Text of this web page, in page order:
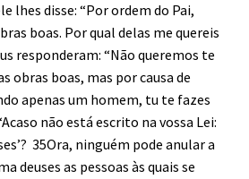
lhes disse: “Por ordem do Pai,
boas. Por qual delas me quereis
responderam: “Não queremos te
obras boas, mas por causa de
apenas um homem, tu te fazes
não está escrito na vossa Lei:
35Ora, ninguém pode anular a
deuses as pessoas às quais se